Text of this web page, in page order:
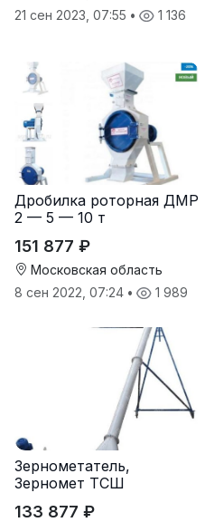
21 сен 2023, 07:55 • 1 136
Дробилка роторная ДМР
2 — 5 — 10 т
151 877 ₽
Московская область
8 сен 2022, 07:24 • 1 989
Зернометатель,
Зерномет ТСШ
133 877 ₽